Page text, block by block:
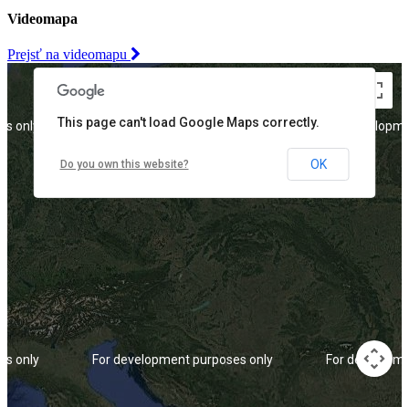
Videomapa
Prejsť na videomapu
For development purposes only
only
only
For
For development purposes only For
This page can't load Google Maps correctly.
Do you own this website? OK